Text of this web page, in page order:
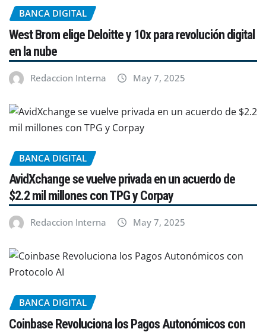
BANCA DIGITAL
West Brom elige Deloitte y 10x para revolución digital
en la nube
Redaccion Interna May 7, 2025
BANCA DIGITAL
AvidXchange se vuelve privada en un acuerdo de
$2.2 mil millones con TPG y Corpay
Redaccion Interna May 7, 2025
BANCA DIGITAL
Coinbase Revoluciona los Pagos Autonómicos con